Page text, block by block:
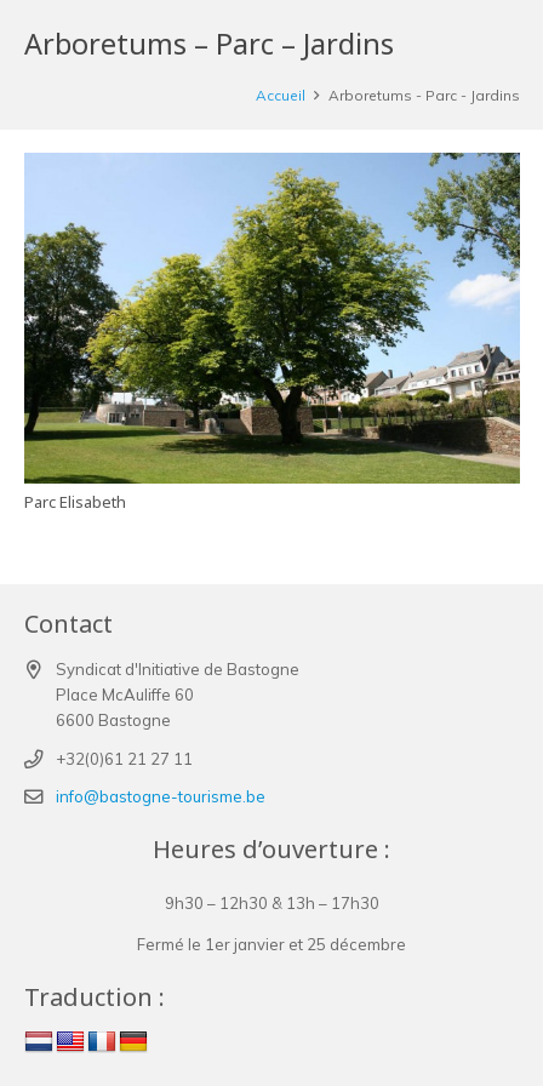
Arboretums – Parc – Jardins
Accueil Arboretums - Parc - Jardins
Parc Elisabeth
Contact
Syndicat d'Initiative de Bastogne
Place McAuliffe 60
6600 Bastogne
+32(0)61 21 27 11
info@bastogne-tourisme.be
Heures d’ouverture :
9h30 – 12h30 & 13h – 17h30
Fermé le 1er janvier et 25 décembre
Traduction :